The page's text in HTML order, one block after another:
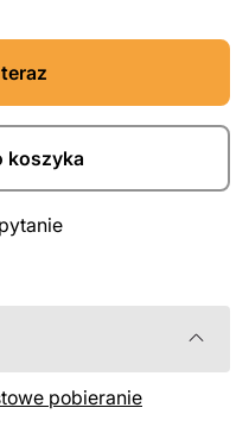
koszyka
pobieranie